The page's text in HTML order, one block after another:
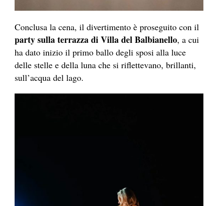
Conclusa la cena, il divertimento è proseguito con il
party sulla terrazza di Villa del Balbianello, a cui
ha dato inizio il primo ballo degli sposi alla luce
delle stelle e della luna che si riflettevano, brillanti,
sull’acqua del lago.